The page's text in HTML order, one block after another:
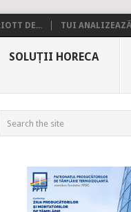
DE... TUI
SOLUȚII HORECA